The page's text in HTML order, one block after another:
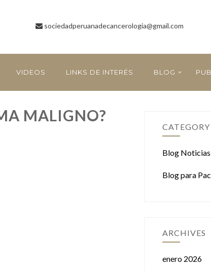
sociedadperuanadecancerologia@gmail.com
VIDEOS LINKS DE INTERÉS BLOG
MALIGNO?
CATEGORY
Blog Noticias
Blog para
ARCHIVES
enero 2026